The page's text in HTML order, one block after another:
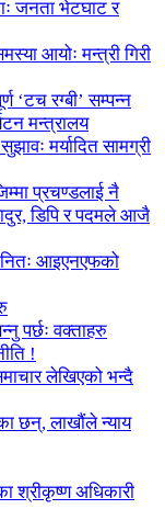
जनता भेटघाट र
आयोः मन्त्री गिरी
‘टच रग्बी’ सम्पन्न
मन्त्रालय
मर्यादित सामग्री
प्रचण्डलाई नै
डिपि र पदमले आजै
आइएनएफको
पर्छः वक्ताहरु
!
लेखिएको भन्दै
छन्, लाखौंले न्याय
श्रीकृष्ण अधिकारी